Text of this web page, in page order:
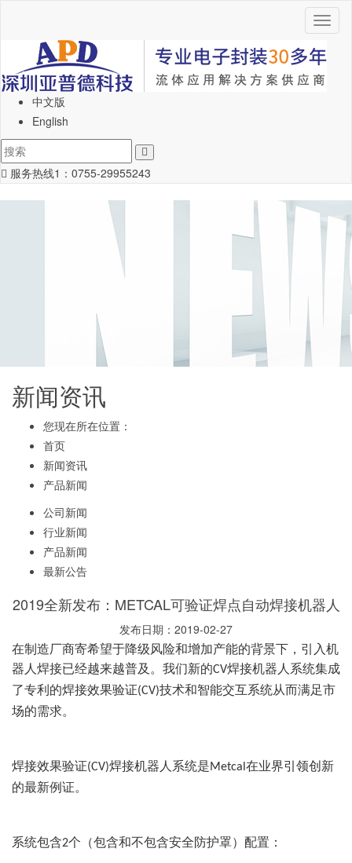
中文版
English
服务热线1： 0755-29955243
新闻资讯
您现在所在位置：
首页
新闻资讯
产品新闻
公司新闻
行业新闻
产品新闻
最新公告
2019全新发布：METCAL可验证焊点自动焊接机器人
发布日期：2019-02-27
在制造厂商寄希望于降级风险和增加产能的背景下，引入机
器人焊接已经越来越普及。我们新的CV焊接机器人系统集成
了专利的焊接效果验证(CV)技术和智能交互系统从而满足市
场的需求。
焊接效果验证(CV)焊接机器人系统是Metcal 在业界引领创新
的最新例证。
系统包含2个（包含和不包含安全防护罩）配置：